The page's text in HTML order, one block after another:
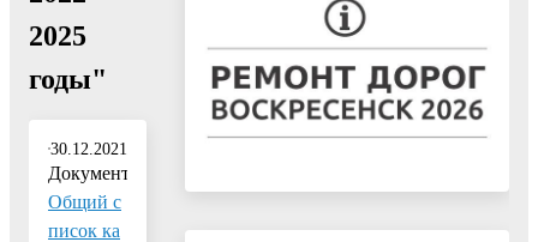
2025
годы"
30.12.2021
Документ:
Общий с
писок ка